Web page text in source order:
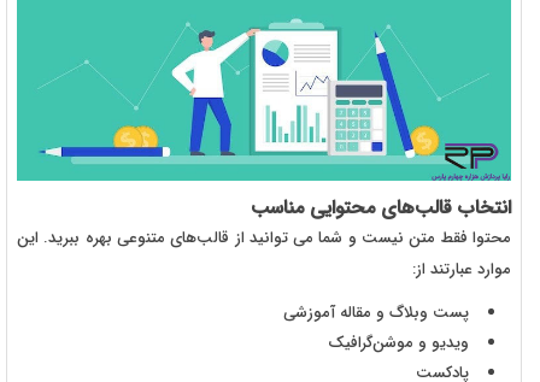
انتخاب قالب‌های محتوایی مناسب
محتوا فقط متن نیست و شما می‌ توانید از قالب‌های متنوعی بهره ببرید. این
موارد عبارتند از:
پست وبلاگ و مقاله‌ آموزشی
ویدیو و موشن‌گرافیک
پادکست